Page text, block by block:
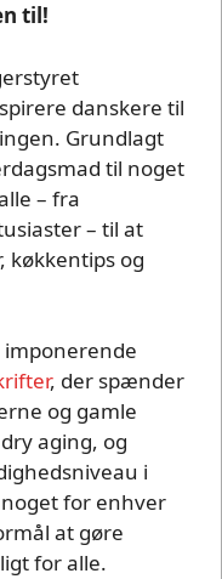
til!
danskere til
Grundlagt
til noget
– fra
– til at
køkkentips og
imponerende
, der spænder
og gamle
aging, og
i
for enhver
at gøre
for alle.